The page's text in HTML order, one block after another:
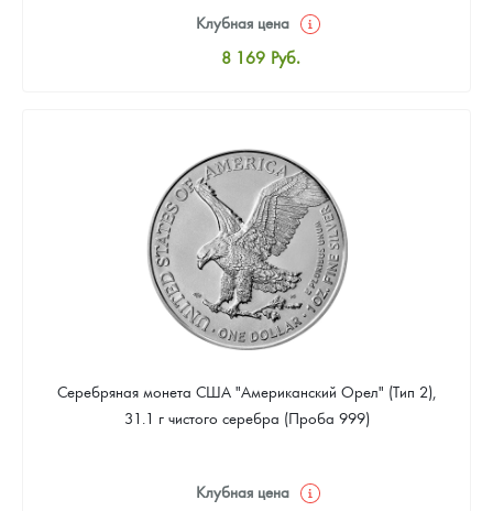
Клубная цена
8 169 Руб.
Цена выкупа
4 901 Руб.
Серебряная монета США "Американский Орел" (Тип 2),
31.1 г чистого серебра (Проба 999)
Клубная цена